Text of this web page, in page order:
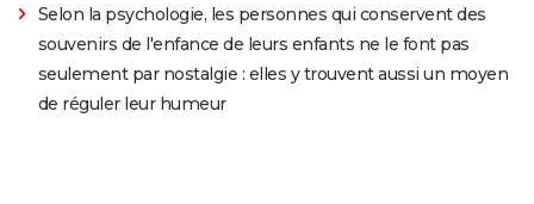
Selon la psychologie, les personnes qui conservent des
souvenirs de l'enfance de leurs enfants ne le font pas
seulement par nostalgie : elles y trouvent aussi un moyen
de réguler leur humeur